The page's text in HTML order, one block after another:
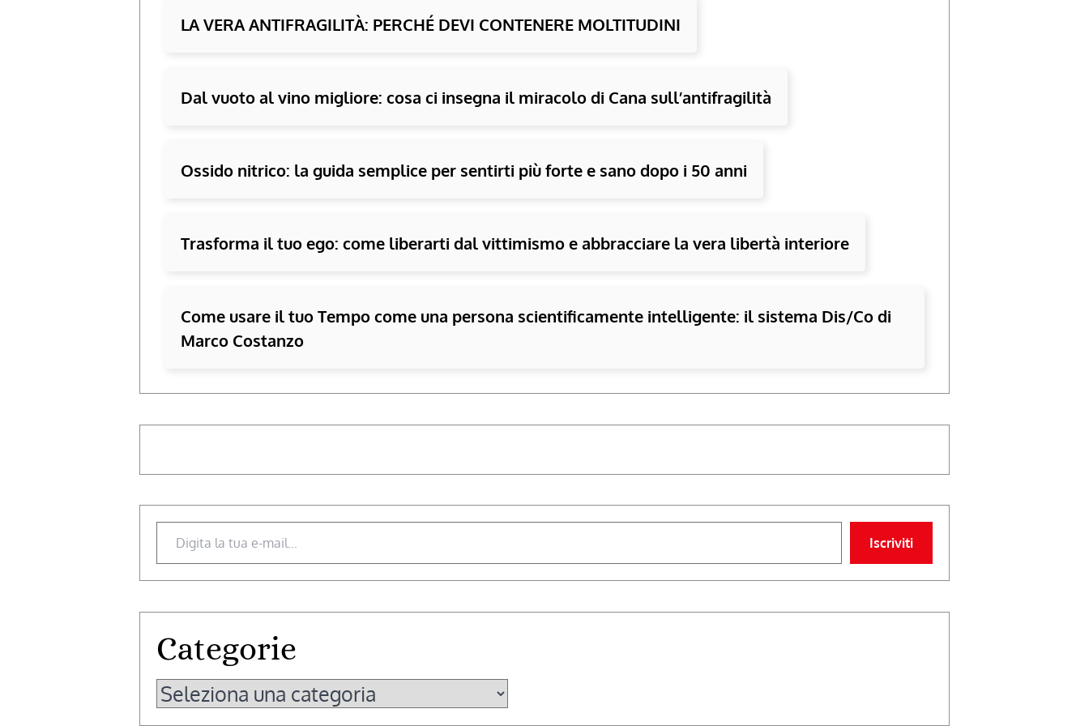
LA VERA ANTIFRAGILITÀ: PERCHÉ DEVI CONTENERE MOLTITUDINI
Dal vuoto al vino migliore: cosa ci insegna il miracolo di Cana sull’antifragilità
Ossido nitrico: la guida semplice per sentirti più forte e sano dopo i 50 anni
Trasforma il tuo ego: come liberarti dal vittimismo e abbracciare la vera libertà interiore
Come usare il tuo Tempo come una persona scientificamente intelligente: il sistema Dis/Co di
Marco Costanzo
Digita la tua e-mail...
Iscriviti
Categorie
Categorie